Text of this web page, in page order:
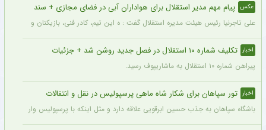
عکس پیام مهم مدیر استقلال برای هواداران آبی در فضای مجازی + سند
علی تاجرنیا رئیس هیئت مدیره استقلال گفت : ه این تیم، کادر فنی، بازیکنان و مسیری
اخبار تکلیف شماره ۱۰ استقلال در فصل جدید روشن شد + جزئیات
پیراهن شماره ۱۰ استقلال به ماشاریپوف رسید.
اخبار تور سپاهان برای شکار شاه ماهی پرسپولیس در نقل و انتقالات
باشگاه سپاهان به جذب حسین ابرقویی علاقه دارد و مثل اینکه با پرسپولیس وارد